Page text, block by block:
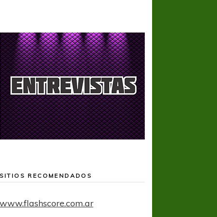
SITIOS RECOMENDADOS
www.flashscore.com.ar